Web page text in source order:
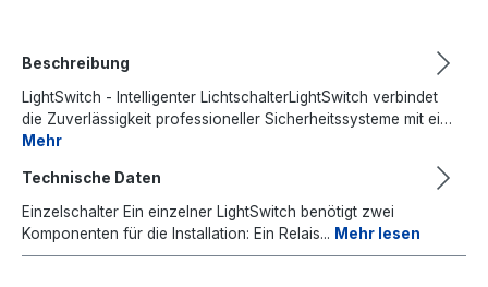
Beschreibung
LightSwitch - Intelligenter LichtschalterLightSwitch verbindet
die Zuverlässigkeit professioneller Sicherheitssysteme mit ei…
Mehr
Technische Daten
Einzelschalter Ein einzelner LightSwitch benötigt zwei
Komponenten für die Installation: Ein Relais... Mehr lesen